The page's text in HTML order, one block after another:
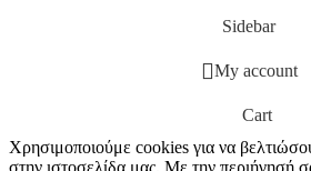
Sidebar
My account
Cart
Χρησιμοποιούμε cookies για να
στην ιστοσελίδα μας. Με την περιήγησή